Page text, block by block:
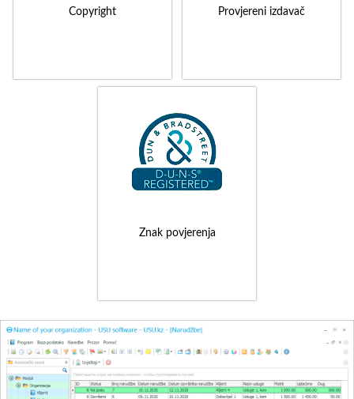
Copyright Provjereni izdavač
Znak povjerenja